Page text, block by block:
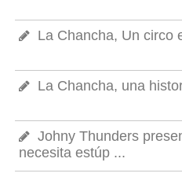
La Chancha, Un circo
La Chancha, una
Johny Thunders
necesita estúp ...